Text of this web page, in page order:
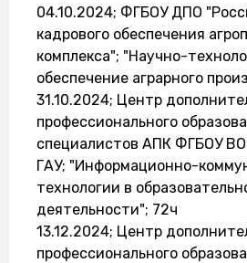
04.10.2024; ФГБОУ ДПО
кадрового обеспечения
комплекса"; "Научно-
обеспечение аграрного
31.10.2024; Центр
профессионального
специалистов АПК ФГБОУ
ГАУ; "Информационно-
технологии в
деятельности"; 72ч
13.12.2024; Центр
профессионального